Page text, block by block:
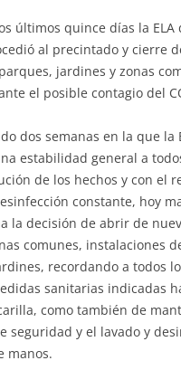
últimos quince días la ELA
al precintado y cierre
jardines y zonas
el posible contagio del
dos semanas en la que la
estabilidad general a
de los hechos y con el
constante, hoy
la decisión de abrir de
comunes, instalaciones
recordando a todos
sanitarias indicadas
como también de
seguridad y el lavado y
manos.